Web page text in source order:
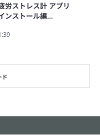
労ストレス計 アプリ
ンストール編
ド